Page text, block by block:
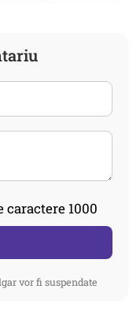
caractere 1000
vor fi suspendate